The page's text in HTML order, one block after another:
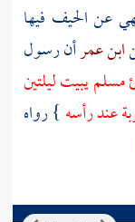
عن الحيف فيها
ابن عمرأن رسول
يبيت ليلتين
عند رأسه } رواه